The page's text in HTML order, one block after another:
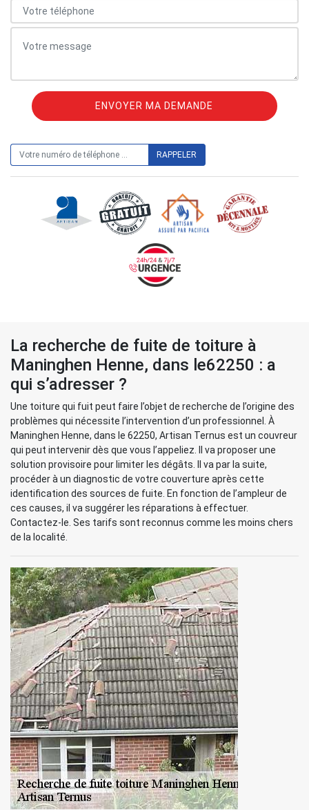
La recherche de fuite de toiture à
Maninghen Henne, dans le62250 : a
qui s’adresser ?
Une toiture qui fuit peut faire l’objet de recherche de l’origine des
problèmes qui nécessite l’intervention d’un professionnel. À
Maninghen Henne, dans le 62250, Artisan Ternus est un couvreur
qui peut intervenir dès que vous l’appeliez. Il va proposer une
solution provisoire pour limiter les dégâts. Il va par la suite,
procéder à un diagnostic de votre couverture après cette
identification des sources de fuite. En fonction de l’ampleur de
ces causes, il va suggérer les réparations à effectuer.
Contactez-le. Ses tarifs sont reconnus comme les moins chers
de la localité.